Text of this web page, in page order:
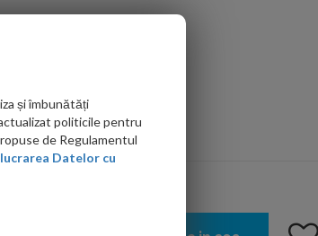
alta parte mai ieftin?
și îmbunătăți
politicile pentru
de Regulamentul
Datelor cu